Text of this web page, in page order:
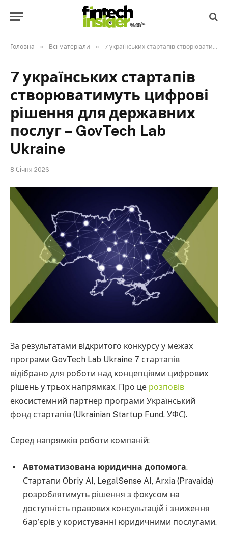
Головна » Всі матеріали » 7 українських стартапів створюватимуть цифрові рішення для державних послуг – GovTech Lab Ukraine
7 українських стартапів
створюватимуть цифрові
рішення для державних
послуг – GovTech Lab
Ukraine
8 Січня 2026
За результатами відкритого конкурсу у межах
програми GovTech Lab Ukraine 7 стартапів
відібрано для роботи над концепціями цифрових
рішень у трьох напрямках. Про це розповів
екосистемний партнер програми Український
фонд стартапів (Ukrainian Startup Fund, УФС).
Серед напрямків роботи компаній:
Автоматизована юридична допомога.
Стартапи Obriy AI, LegalSense AI, Arxia (Pravaida)
розроблятимуть рішення з фокусом на
доступність правових консультацій і зниження
бар’єрів у користуванні юридичними послугами.